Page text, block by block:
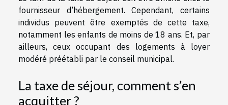
fournisseur d’hébergement. Cependant, certains
individus peuvent être exemptés de cette taxe,
notamment les enfants de moins de 18 ans. Et, par
ailleurs, ceux occupant des logements à loyer
modéré préétabli par le conseil municipal.
La taxe de séjour, comment s’en
acquitter ?